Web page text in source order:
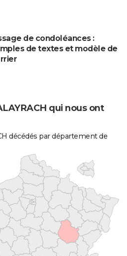
de condoléances :
de textes et modèle de
qui nous ont
décédés par département de